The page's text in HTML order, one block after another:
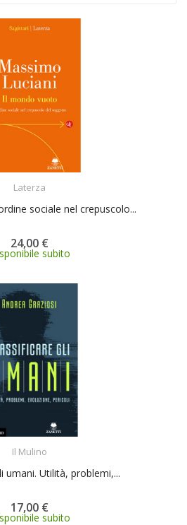
Laterza
sociale nel crepuscolo...
24,00 €
subito
Il Mulino
umani. Utilità, problemi,...
17,00 €
subito